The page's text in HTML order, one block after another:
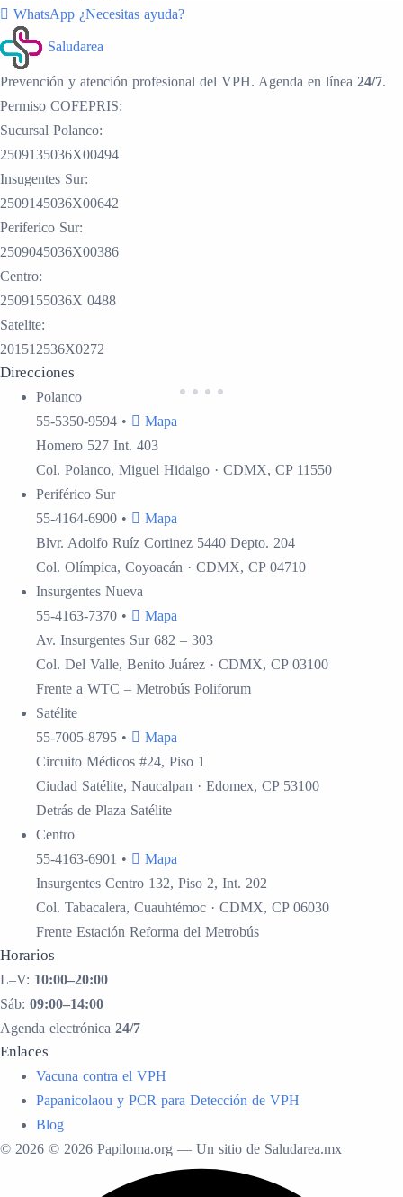
WhatsApp ¿Necesitas ayuda?
Saludarea
Prevención y atención profesional del VPH. Agenda en línea 24/7.
Permiso COFEPRIS:
Sucursal Polanco:
2509135036X00494
Insugentes Sur:
2509145036X00642
Periferico Sur:
2509045036X00386
Centro:
2509155036X 0488
Satelite:
201512536X0272
Direcciones
Polanco
55-5350-9594 •
Mapa
Homero 527 Int. 403
Col. Polanco, Miguel Hidalgo · CDMX, CP 11550
Periférico Sur
55-4164-6900 •
Mapa
Blvr. Adolfo Ruíz Cortinez 5440 Depto. 204
Col. Olímpica, Coyoacán · CDMX, CP 04710
Insurgentes Nueva
55-4163-7370 •
Mapa
Av. Insurgentes Sur 682 – 303
Col. Del Valle, Benito Juárez · CDMX, CP 03100
Frente a WTC – Metrobús Poliforum
Satélite
55-7005-8795 •
Mapa
Circuito Médicos #24, Piso 1
Ciudad Satélite, Naucalpan · Edomex, CP 53100
Detrás de Plaza Satélite
Centro
55-4163-6901 •
Mapa
Insurgentes Centro 132, Piso 2, Int. 202
Col. Tabacalera, Cuauhtémoc · CDMX, CP 06030
Frente Estación Reforma del Metrobús
Horarios
L–V: 10:00–20:00
Sáb: 09:00–14:00
Agenda electrónica 24/7
Enlaces
Vacuna contra el VPH
Papanicolaou y PCR para Detección de VPH
Blog
© 2026 © 2026 Papiloma.org — Un sitio de Saludarea.mx